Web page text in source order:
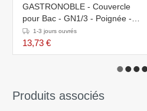
GASTRONOBLE - Couvercle
pour Bac - GN1/3 - Poignée -
Inox1-3 jours ouvrés
13,73 €
Produits associés